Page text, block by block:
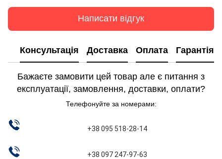
Написати відгук
Консультація Доставка Оплата Гарантія
Бажаєте замовити цей товар але є питання з
експлуатації, замовлення, доставки, оплати?
Телефонуйте за номерами:
+38 095 518-28-14
+38 097 247-97-63